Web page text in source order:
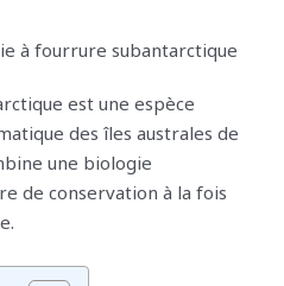
est une espèce
des îles australes de
une biologie
de conservation à la fois